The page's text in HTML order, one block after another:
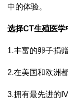
中的体验。
选择CT生殖医学
1.丰富的卵子捐
2.在美国和欧洲
3.拥有最先进的